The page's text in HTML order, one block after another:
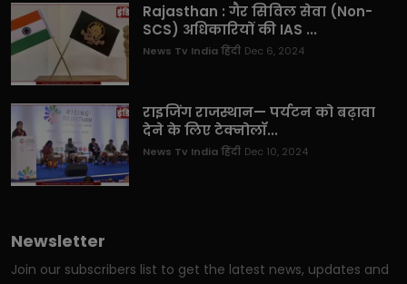
Rajasthan : गैर सिविल सेवा (Non-
SCS) अधिकारियों की IAS ...
News Tv India हिंदी Dec 6, 2024
राइजिंग राजस्थान— पर्यटन को बढ़ावा
देने के लिए टेक्नोलॉ...
News Tv India हिंदी Dec 10, 2024
Newsletter
Join our subscribers list to get the latest news, updates and